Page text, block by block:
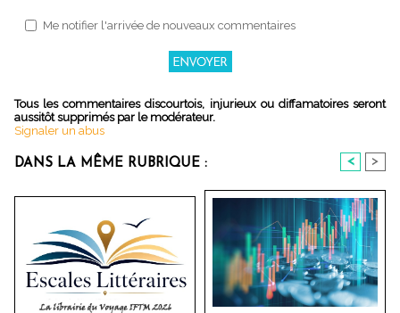
Me notifier l'arrivée de nouveaux commentaires
Tous les commentaires discourtois, injurieux ou diffamatoires seront
aussitôt supprimés par le modérateur.
Signaler un abus
DANS LA MÊME RUBRIQUE : < >